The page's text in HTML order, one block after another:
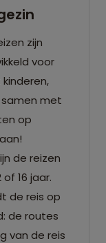
zijn
voor
met
op
de reizen
16 jaar.
de reis op
de routes
van de reis